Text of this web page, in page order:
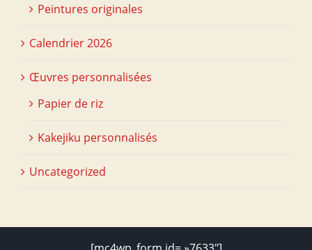
Peintures originales
Calendrier 2026
Œuvres personnalisées
Papier de riz
Kakejiku personnalisés
Uncategorized